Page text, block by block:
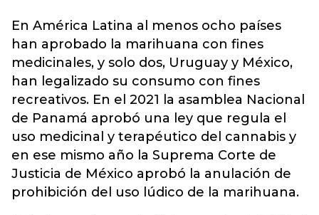
En América Latina al menos ocho países
han aprobado la marihuana con fines
medicinales, y solo dos, Uruguay y México,
han legalizado su consumo con fines
recreativos. En el 2021 la asamblea Nacional
de Panamá aprobó una ley que regula el
uso medicinal y terapéutico del cannabis y
en ese mismo año la Suprema Corte de
Justicia de México aprobó la anulación de
prohibición del uso lúdico de la marihuana.